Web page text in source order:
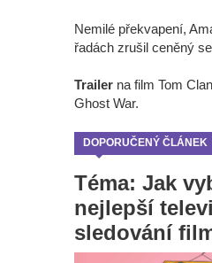
Nemilé překvapení,
řadách zrušil ceněný
Trailer na film Tom
Ghost War.
DOPORUČENÝ ČLÁNEK
Téma: Jak
nejlepší
sledování